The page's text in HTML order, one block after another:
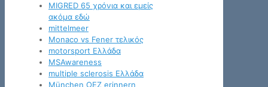
MIGRED 65 χρόνια και εμείς
ακόμα εδώ
mittelmeer
Monaco vs Fener τελικός
motorsport Ελλάδα
MSAwareness
multiple sclerosis Ελλάδα
München OEZ erinnern